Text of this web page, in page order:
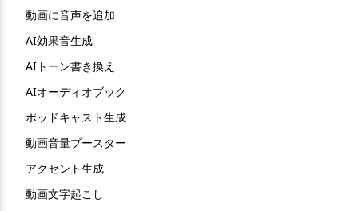
動画に音声を追加
AI効果音生成
AIトーン書き換え
AIオーディオブック
ポッドキャスト生成
動画音量ブースター
アクセント生成
動画文字起こし